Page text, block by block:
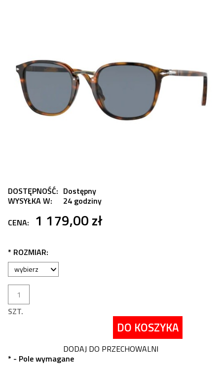
DOSTĘPNOŚĆ: Dostępny
WYSYŁKA W:
24 godziny
CENA:
1 179,00 zł
* ROZMIAR:
SZT.
DO KOSZYKA
DODAJ DO PRZECHOWALNI
* - Pole wymagane